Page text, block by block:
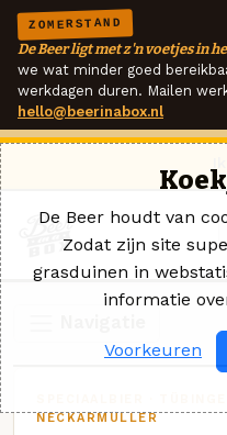
ZOMERSTAND
De Beer ligt met z'n voetjes in
we wat minder goed
werkdagen duren. Mailen
hello@beerinabox.nl
NECKARMÜLLER
De Beer houdt van
Zodat zijn site
grasduinen in
informatie
Voorkeuren